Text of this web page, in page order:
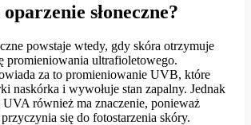
słoneczne?
powstaje wtedy, gdy skóra otrzymuje
promieniowania ultrafioletowego.
za to promieniowanie UVB, które
naskórka i wywołuje stan zapalny. Jednak
również ma znaczenie, ponieważ
się do fotostarzenia skóry.